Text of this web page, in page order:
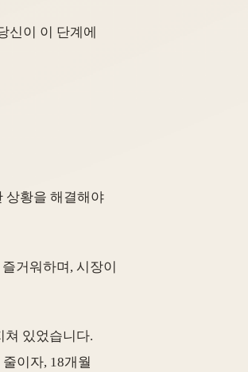
신이 이 단계에
상황을 해결해야
거워하며, 시장이
쳐 있었습니다.
이자, 18개월